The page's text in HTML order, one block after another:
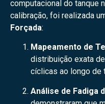
computacional do tanque
calibração, foi realizada
Forçada:
Mapeamento de
distribuição exata
cíclicas ao longo de
Análise de Fadiga